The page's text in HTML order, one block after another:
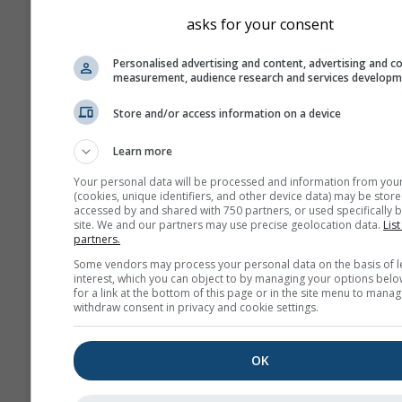
asks for your consent
Personalised advertising and content, advertising and
measurement, audience research and services
Store and/or access information on a device
Learn more
Your personal data will be processed and information from
(cookies, unique identifiers, and other device data) may be
accessed by and shared with 750 partners, or used specifically
site. We and our partners may use precise geolocation data.
partners.
Some vendors may process your personal data on the basis of
interest, which you can object to by managing your options
for a link at the bottom of this page or in the site menu to
withdraw consent in privacy and cookie settings.
OK